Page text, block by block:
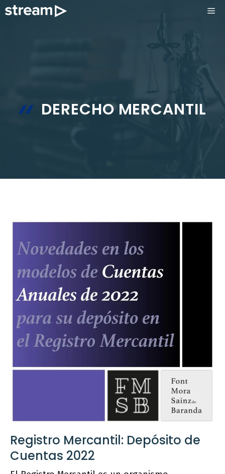
Saltar
DERECHO MERCANTIL
Registro Mercantil: Depósito de
Cuentas 2022